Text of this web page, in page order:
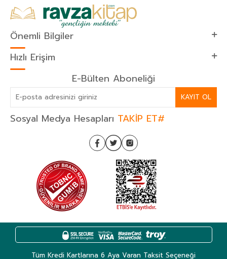
Önemli Bilgiler
Hızlı Erişim
E-Bülten Aboneliği
KAYIT OL
Sosyal Medya Hesapları TAKİP ET#
Tüm Kredi Kartlarına 6 Aya Varan Taksit Seçeneği